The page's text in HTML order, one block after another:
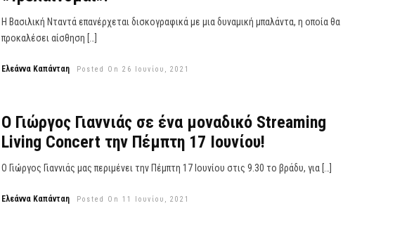
Η Βασιλική Νταντά επανέρχεται δισκογραφικά με μια δυναμική μπαλάντα, η οποία θα
προκαλέσει αίσθηση […]
Ελεάννα Καπάνταη Posted On 26 Ιουνίου, 2021
Ο Γιώργος Γιαννιάς σε ένα μοναδικό Streaming
Living Concert την Πέμπτη 17 Ιουνίου!
Ο Γιώργος Γιαννιάς μας περιμένει την Πέμπτη 17 Ιουνίου στις 9.30 το βράδυ, για […]
Ελεάννα Καπάνταη Posted On 11 Ιουνίου, 2021